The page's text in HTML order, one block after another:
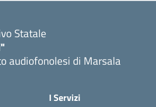
Statale
audiofonolesi di Marsala
I Servizi